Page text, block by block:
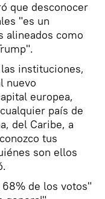
que desconocer
"es un
alineados como
instituciones,
nuevo
europea,
país de
del Caribe, a
tus
son ellos
de los votos"